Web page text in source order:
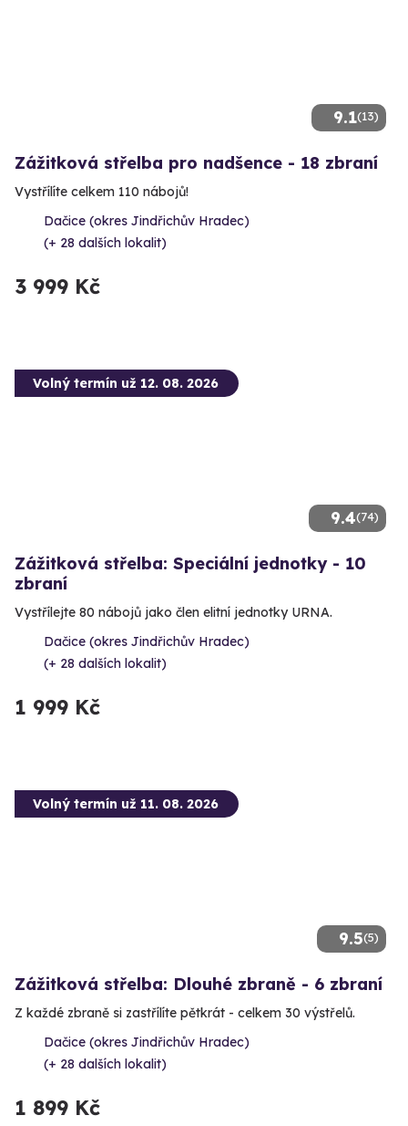
9.1(13)
Zážitková střelba pro nadšence - 18 zbraní
Vystřílíte celkem 110 nábojů!
Dačice (okres Jindřichův Hradec)
(+ 28 dalších lokalit)
3 999 Kč
9.4(74)
Volný termín už 12. 08. 2026
Zážitková střelba: Speciální jednotky - 10
zbraní
Vystřílejte 80 nábojů jako člen elitní jednotky URNA.
Dačice (okres Jindřichův Hradec)
(+ 28 dalších lokalit)
1 999 Kč
9.5(5)
Volný termín už 11. 08. 2026
Zážitková střelba: Dlouhé zbraně - 6 zbraní
Z každé zbraně si zastřílíte pětkrát - celkem 30 výstřelů.
Dačice (okres Jindřichův Hradec)
(+ 28 dalších lokalit)
1 899 Kč